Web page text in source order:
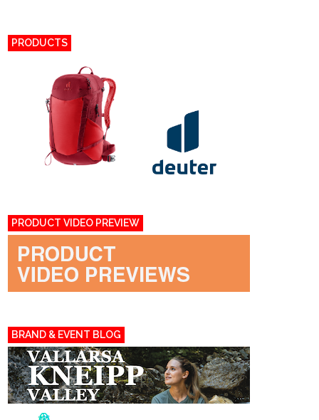
PRODUCTS
PRODUCT VIDEO PREVIEW
BRAND & EVENT BLOG